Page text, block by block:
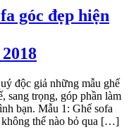
góc đẹp hiện
độc giả những mẫu ghế
sang trọng, góp phần làm
bạn. Mẫu 1: Ghế sofa
không thể nào bỏ qua […]